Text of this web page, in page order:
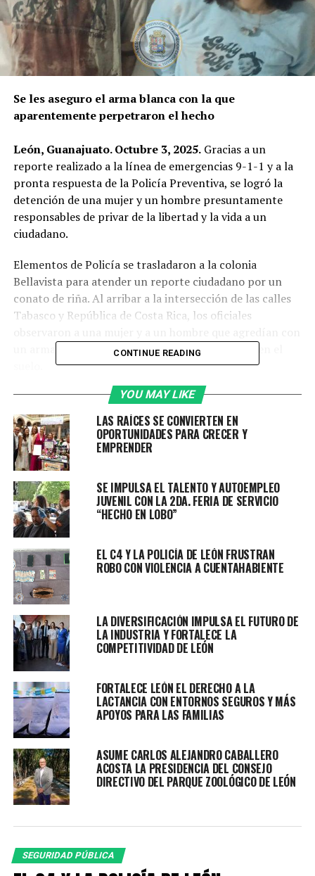
Se les aseguro el arma blanca con la que
aparentemente perpetraron el hecho
León, Guanajuato. Octubre 3, 2025.Gracias a un
reporte realizado a la línea de emergencias 9-1-1 y a la
pronta respuesta de la Policía Preventiva, se logró la
detención de una mujer y un hombre presuntamente
responsables de privar de la libertad y la vida a un
ciudadano.
Elementos de Policía se trasladaron a la colonia
Bellavista para atender un reporte ciudadano por un
conato de riña. Al arribar a la intersección de las calles
Tabasco y República de Costa Rica, los oficiales
un arma blanca a un hombre que se encontraba en el
Al notar la presencia policial, los presuntos
responsables intentaron huir, sin embargo, fueron
detenidos en el lugar. Se les aseguró un teléfono celular
y un cuchillo de aproximadamente 30 centímetros,
presuntamente utilizado en el hecho.
La víctima, quien se encontraba atada de pies y manos,
fue liberada por los oficiales y recibió atención por parte
de los servicios médicos prehospitalarios.
Posteriormente fue trasladada a un hospital para recibir
atención complementaria, donde se notificó su
fallecimiento.
“N”, junto con los objetos asegurados, fueron puestos a
disposición de la Fiscalía General del Estado para las
investigaciones correspondientes.
Con estas acciones, la Secretaría de Seguridad,
Prevención y Protección Ciudadana de León refrenda su
compromiso con la ciudadanía a través del patrullaje
estratégico y la coordinación operativa. La detención de
estos presuntos homicidas representa un paso firme en
la lucha contra la impunidad y en favor de la seguridad
de las y los leoneses.
CONTINUE READING
YOU MAY LIKE
LAS RAÍCES SE CONVIERTEN EN
OPORTUNIDADES PARA CRECER Y
EMPRENDER
SE IMPULSA EL TALENTO Y AUTOEMPLEO
JUVENIL CON LA 2DA. FERIA DE SERVICIO
“HECHO EN LOBO”
EL C4 Y LA POLICÍA DE LEÓN FRUSTRAN
ROBO CON VIOLENCIA A CUENTAHABIENTE
LA DIVERSIFICACIÓN IMPULSA EL FUTURO DE
LA INDUSTRIA Y FORTALECE LA
COMPETITIVIDAD DE LEÓN
FORTALECE LEÓN EL DERECHO A LA
LACTANCIA CON ENTORNOS SEGUROS Y MÁS
APOYOS PARA LAS FAMILIAS
ASUME CARLOS ALEJANDRO CABALLERO
ACOSTA LA PRESIDENCIA DEL CONSEJO
DIRECTIVO DEL PARQUE ZOOLÓGICO DE LEÓN
SEGURIDAD PÚBLICA